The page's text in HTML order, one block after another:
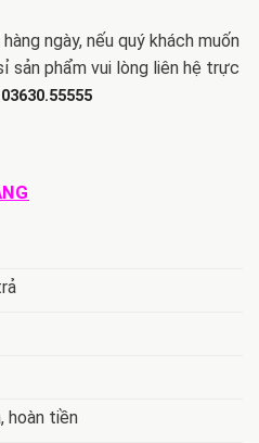
ngày, nếu quý khách muốn
sản phẩm vui lòng liên hệ trực
03630.55555
hoàn tiền